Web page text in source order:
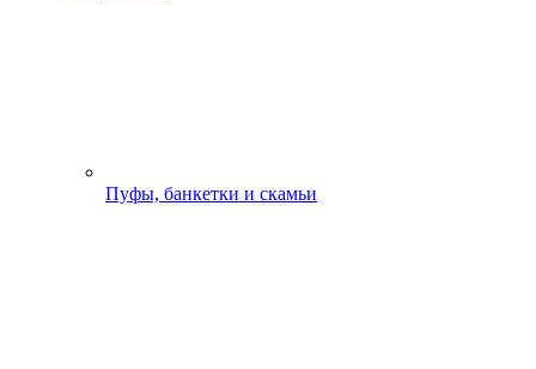
Пуфы, банкетки и скамьи